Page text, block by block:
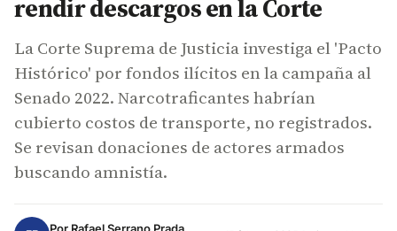
rendir descargos en la Corte
La Corte Suprema de Justicia investiga el 'Pacto
Histórico' por fondos ilícitos en la campaña al
Senado 2022. Narcotraficantes habrían
cubierto costos de transporte, no registrados.
Se revisan donaciones de actores armados
buscando amnistía.
Por Rafael Serrano Prada